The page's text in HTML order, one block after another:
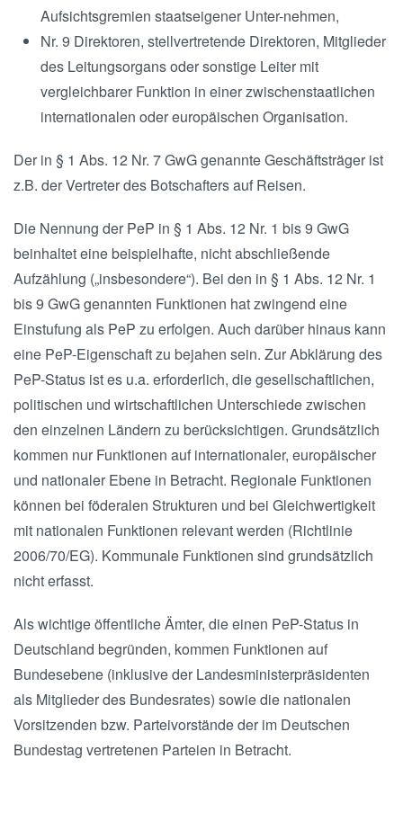
Aufsichtsgremien staatseigener Unter-nehmen,
Nr. 9 Direktoren, stellvertretende Direktoren, Mitglieder
des Leitungsorgans oder sonstige Leiter mit
vergleichbarer Funktion in einer zwischenstaatlichen
internationalen oder europäischen Organisation.
Der in § 1 Abs. 12 Nr. 7 GwG genannte Geschäftsträger ist
z.B. der Vertreter des Botschafters auf Reisen.
Die Nennung der PeP in § 1 Abs. 12 Nr. 1 bis 9 GwG
beinhaltet eine beispielhafte, nicht abschließende
Aufzählung („insbesondere“). Bei den in § 1 Abs. 12 Nr. 1
bis 9 GwG genannten Funktionen hat zwingend eine
Einstufung als PeP zu erfolgen. Auch darüber hinaus kann
eine PeP-Eigenschaft zu bejahen sein. Zur Abklärung des
PeP-Status ist es u.a. erforderlich, die gesellschaftlichen,
politischen und wirtschaftlichen Unterschiede zwischen
den einzelnen Ländern zu berücksichtigen. Grundsätzlich
kommen nur Funktionen auf internationaler, europäischer
und nationaler Ebene in Betracht. Regionale Funktionen
können bei föderalen Strukturen und bei Gleichwertigkeit
mit nationalen Funktionen relevant werden (Richtlinie
2006/70/EG). Kommunale Funktionen sind grundsätzlich
nicht erfasst.
Als wichtige öffentliche Ämter, die einen PeP-Status in
Deutschland begründen, kommen Funktionen auf
Bundesebene (inklusive der Landesministerpräsidenten
als Mitglieder des Bundesrates) sowie die nationalen
Vorsitzenden bzw. Parteivorstände der im Deutschen
Bundestag vertretenen Parteien in Betracht.